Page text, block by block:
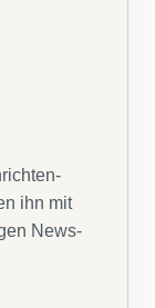
ihn mit
News-